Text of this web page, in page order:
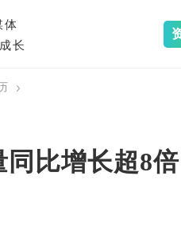
体
长
比增长超8